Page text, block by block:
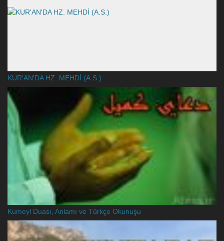
KUR'AN'DA HZ. MEHDİ (A.S.)
Kumeyl Duası, Anlamı ve Türkçe Okunuşu